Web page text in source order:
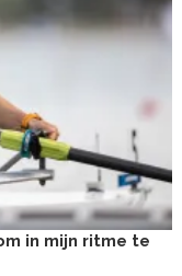
in mijn ritme te